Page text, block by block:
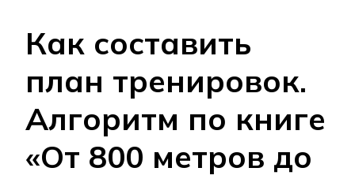
Как составить
план тренировок.
Алгоритм по книге
«От 800 метров до